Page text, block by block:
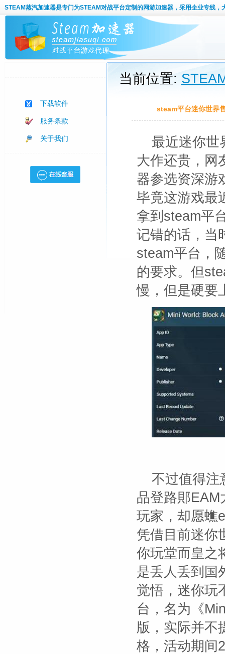
STEAM蒸汽加速器是专门为STEAM对战平台定制的网游加速器，采用企业专线，
下载软件
服务条款
关于我们
当前位置:
steam平台迷你世界
最近迷你世
大作还贵，网
器参选资深游
毕竟这游戏最
拿到steam平
记错的话，当
steam平台，
的要求。但
慢，但是硬要
不过值得注
品登路郥
玩家，却愿蟭
凭借目前迷你
你玩堂而皇之
是丢人丢到国
觉悟，迷你玩
台，名为《
版，实际并不
格，活动期间